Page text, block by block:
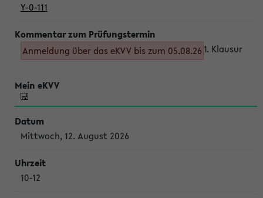
Y-0-111
Anmeldung über das eKVV bis zum 05.08.26 1. Klausur
Mittwoch, 12. August 2026
10-12